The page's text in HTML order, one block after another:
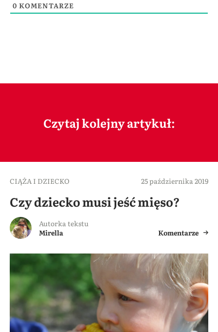
0 KOMENTARZE
Czytaj kolejny artykuł:
CIĄŻA I DZIECKO 25 października 2019
Czy dziecko musi jeść mięso?
Autorka tekstu
Mirella
Komentarze